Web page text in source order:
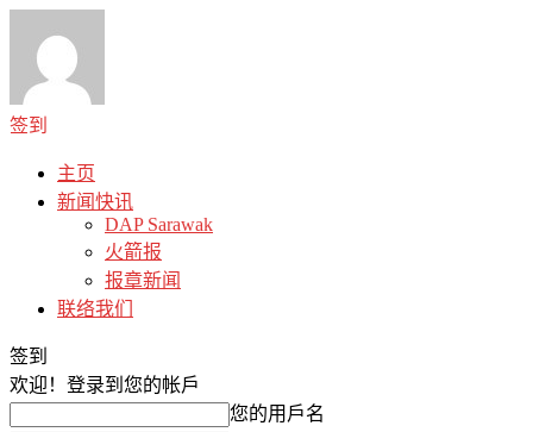
签到
主页
新闻快讯
DAP Sarawak
火箭报
报章新闻
联络我们
签到
欢迎！ 登录到您的帐戶
您的用戶名